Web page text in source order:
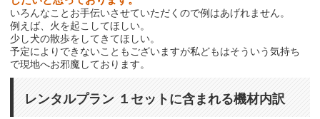
いろんなことお手伝いさせていただくので例はあげれません。
例えば、火を起こしてほしい。
少し犬の散歩をしてきてほしい。
予定によりできないこともございますが私どもはそういう気持ち
で現地へお邪魔しております。
レンタルプラン １セットに含まれる機材内訳